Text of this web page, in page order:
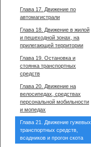
Глава 17. Движение по
автомагистрали
Глава 18. Движение в жилой
и пешеходной зонах, на
прилегающей территории
Глава 19. Остановка и
стоянка транспортных
средств
Глава 20. Движение на
велосипедах, средствах
персональной мобильности
и мопедах
Глава 21. Движение гужевых
транспортных средств,
всадников и прогон скота